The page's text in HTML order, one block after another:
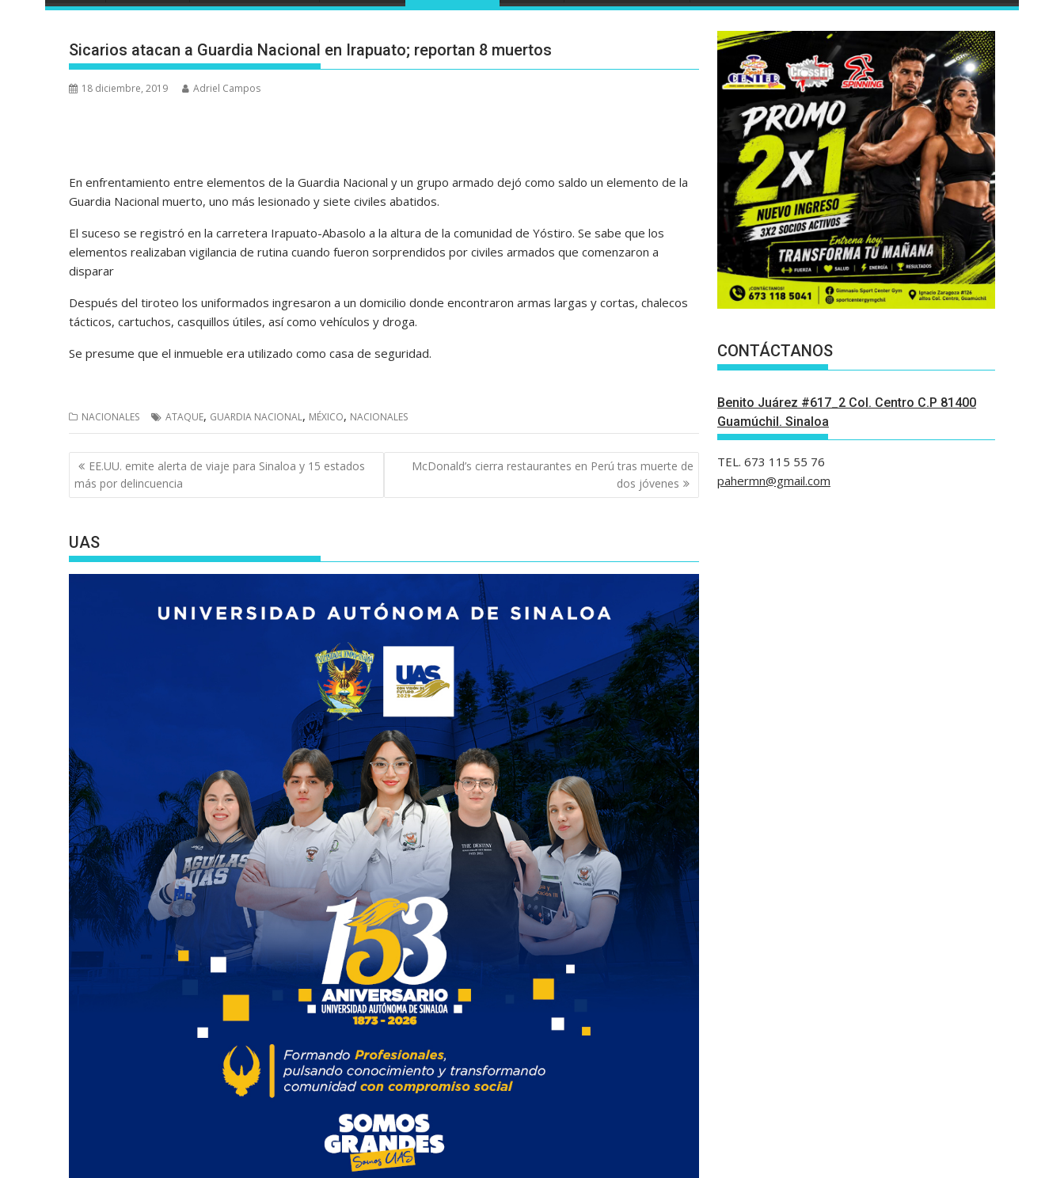
Sicarios atacan a Guardia Nacional en Irapuato; reportan 8 muertos
18 diciembre, 2019 Adriel Campos
En enfrentamiento entre elementos de la Guardia Nacional y un grupo armado dejó como saldo un elemento de la
Guardia Nacional muerto, uno más lesionado y siete civiles abatidos.
El suceso se registró en la carretera Irapuato-Abasolo a la altura de la comunidad de Yóstiro. Se sabe que los
elementos realizaban vigilancia de rutina cuando fueron sorprendidos por civiles armados que comenzaron a
disparar
Después del tiroteo los uniformados ingresaron a un domicilio donde encontraron armas largas y cortas, chalecos
tácticos, cartuchos, casquillos útiles, así como vehículos y droga.
Se presume que el inmueble era utilizado como casa de seguridad.
NACIONALES ATAQUE, GUARDIA NACIONAL, MÉXICO, NACIONALES
Navegación
de
entradas
EE.UU. emite alerta de viaje para Sinaloa y 15 estados
más por delincuencia
McDonald’s cierra restaurantes en Perú tras muerte de
dos jóvenes
UAS
CONTÁCTANOS
Benito Juárez #617_2 Col. Centro C.P 81400
Guamúchil. Sinaloa
TEL. 673 115 55 76
pahermn@gmail.com